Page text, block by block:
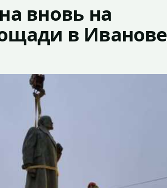
вновь на
в Иванове